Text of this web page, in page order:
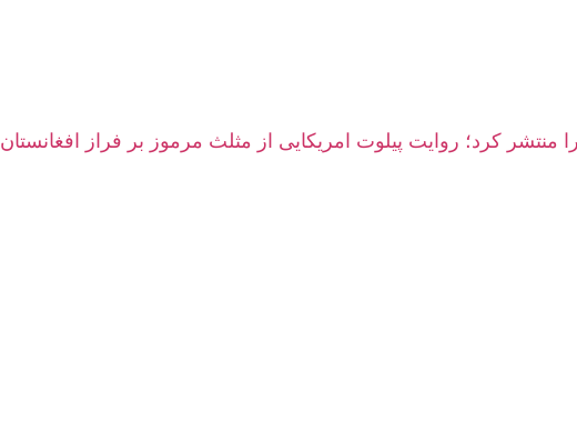
منتشر کرد؛ روایت پیلوت امریکایی از مثلث مرموز بر فراز افغانستان